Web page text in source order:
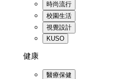
時尚流行
校園生活
視覺設計
KUSO
健康
醫療保健